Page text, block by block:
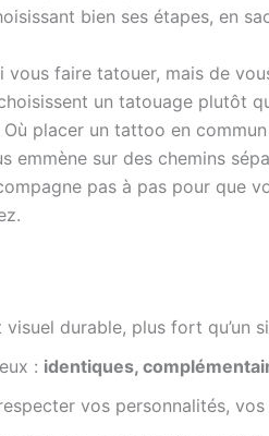
bien ses étapes, en
vous faire tatouer, mais de
un tatouage plutôt
placer un tattoo en
emmène sur des chemins
pas à pas pour que
visuel durable, plus fort qu’un
: identiques,
vos personnalités,